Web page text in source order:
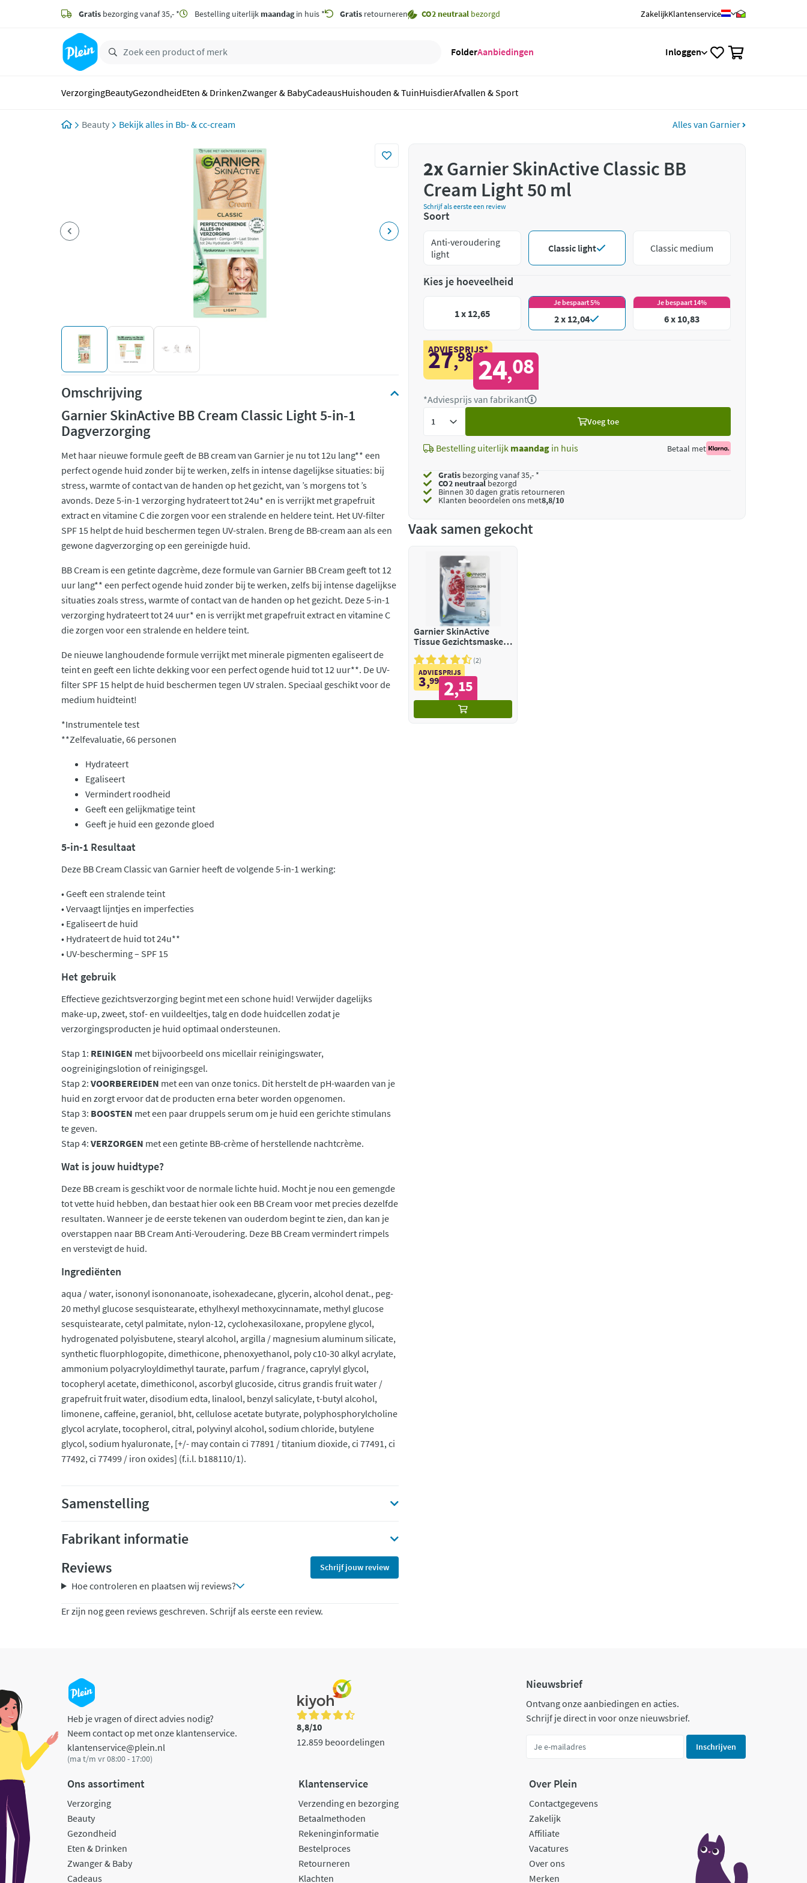
zoeken
hoofdinhoud
Gratis bezorging vanaf 35,- * Bestelling uiterlijk maandagin huis * Gratis retourneren CO2 neutraal bezorgd ZakelijkKlantenservice
FolderAanbiedingen Inloggen
VerzorgingBeautyGezondheidEten & DrinkenZwanger & BabyCadeausHuishouden & TuinHuisdierAfvallen & Sport
Beauty Bb- & cc-cream Alles van Garnier
Omschrijving
Garnier SkinActive BB Cream Classic Light 5-in-1
Dagverzorging
Met haar nieuwe formule geeft de BB cream van Garnier je nu tot 12u lang** een
perfect ogende huid zonder bij te werken, zelfs in intense dagelijkse situaties: bij
stress, warmte of contact van de handen op het gezicht, van ’s morgens tot ’s
avonds. Deze 5-in-1 verzorging hydrateert tot 24u* en is verrijkt met grapefruit
extract en vitamine C die zorgen voor een stralende en heldere teint. Het UV-filter
SPF 15 helpt de huid beschermen tegen UV-stralen. Breng de BB-cream aan als een
gewone dagverzorging op een gereinigde huid.
BB Cream is een getinte dagcrème, deze formule van Garnier BB Cream geeft tot 12
uur lang** een perfect ogende huid zonder bij te werken, zelfs bij intense dagelijkse
situaties zoals stress, warmte of contact van de handen op het gezicht. Deze 5-in-1
verzorging hydrateert tot 24 uur* en is verrijkt met grapefruit extract en vitamine C
die zorgen voor een stralende en heldere teint.
De nieuwe langhoudende formule verrijkt met minerale pigmenten egaliseert de
teint en geeft een lichte dekking voor een perfect ogende huid tot 12 uur**. De UV-
filter SPF 15 helpt de huid beschermen tegen UV stralen. Speciaal geschikt voor de
medium huidteint!
*Instrumentele test
**Zelfevaluatie, 66 personen
Hydrateert
Egaliseert
Vermindert roodheid
Geeft een gelijkmatige teint
Geeft je huid een gezonde gloed
5-in-1 Resultaat
Deze BB Cream Classic van Garnier heeft de volgende 5-in-1 werking:
• Geeft een stralende teint
• Vervaagt lijntjes en imperfecties
• Egaliseert de huid
• Hydrateert de huid tot 24u**
• UV-bescherming – SPF 15
Het gebruik
Effectieve gezichtsverzorging begint met een schone huid! Verwijder dagelijks
make-up, zweet, stof- en vuildeeltjes, talg en dode huidcellen zodat je
verzorgingsproducten je huid optimaal ondersteunen.
Stap 1: REINIGEN met bijvoorbeeld ons micellair reinigingswater,
oogreinigingslotion of reinigingsgel.
Stap 2: VOORBEREIDEN met een van onze tonics. Dit herstelt de pH-waarden van je
huid en zorgt ervoor dat de producten erna beter worden opgenomen.
Stap 3: BOOSTEN met een paar druppels serum om je huid een gerichte stimulans
te geven.
Stap 4: VERZORGEN met een getinte BB-crème of herstellende nachtcrème.
Wat is jouw huidtype?
Deze BB cream is geschikt voor de normale lichte huid. Mocht je nou een gemengde
tot vette huid hebben, dan bestaat hier ook een BB Cream voor met precies dezelfde
resultaten. Wanneer je de eerste tekenen van ouderdom begint te zien, dan kan je
overstappen naar BB Cream Anti-Veroudering. Deze BB Cream vermindert rimpels
en verstevigt de huid.
Ingrediënten
aqua / water, isononyl isononanoate, isohexadecane, glycerin, alcohol denat., peg-
20 methyl glucose sesquistearate, ethylhexyl methoxycinnamate, methyl glucose
sesquistearate, cetyl palmitate, nylon-12, cyclohexasiloxane, propylene glycol,
hydrogenated polyisbutene, stearyl alcohol, argilla / magnesium aluminum silicate,
synthetic fluorphlogopite, dimethicone, phenoxyethanol, poly c10-30 alkyl acrylate,
ammonium polyacryloyldimethyl taurate, parfum / fragrance, caprylyl glycol,
tocopheryl acetate, dimethiconol, ascorbyl glucoside, citrus grandis fruit water /
grapefruit fruit water, disodium edta, linalool, benzyl salicylate, t-butyl alcohol,
limonene, caffeine, geraniol, bht, cellulose acetate butyrate, polyphosphorylcholine
glycol acrylate, tocopherol, citral, polyvinyl alcohol, sodium chloride, butylene
glycol, sodium hyaluronate, [+/- may contain ci 77891 / titanium dioxide, ci 77491, ci
77492, ci 77499 / iron oxides] (f.i.l. b188110/1).
Samenstelling
Fabrikant informatie
Reviews
Schrijf jouw review
Hoe controleren en plaatsen wij reviews?
Er zijn nog geen reviews geschreven. Schrijf als eerste een review.
2xGarnier SkinActive Classic BB
Cream Light 50 ml
Schrijf als eerste een review
Soort
Anti-veroudering
light
Classic light Classic medium
Kies je hoeveelheid
1 x 12,65
Je bespaart 5%
2 x 12,04
Je bespaart 14%
6 x 10,83
ADVIESPRIJS*
27,98 24,08
*Adviesprijs van fabrikant
Voeg toe
Bestelling uiterlijk maandag in huis Betaal met
Gratis bezorging vanaf 35,- *
CO2 neutraalbezorgd
Binnen 30 dagen gratis retourneren
Klanten beoordelen ons met8,8/10
Vaak samen gekocht
Garnier SkinActive
Tissue Gezichtsmasker
Hydraterend &
Revitaliserend 2
ADVIESPRIJS
3,99 2,15
Heb je vragen of direct advies nodig?
Neem contact op met onze klantenservice.
klantenservice@plein.nl
(ma t/m vr 08:00 - 17:00)
8,8/10
12.859 beoordelingen
Nieuwsbrief
Ontvang onze aanbiedingen en acties.
Schrijf je direct in voor onze nieuwsbrief.
Inschrijven
Ons assortiment
Verzorging
Beauty
Gezondheid
Eten & Drinken
Zwanger & Baby
Cadeaus
Klantenservice
Verzending en bezorging
Betaalmethoden
Rekeninginformatie
Bestelproces
Retourneren
Klachten
Over Plein
Contactgegevens
Zakelijk
Affiliate
Vacatures
Over ons
Merken